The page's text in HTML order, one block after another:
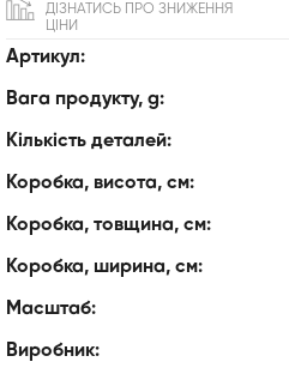
Артикул:
Вага продукту, g:
Кількість деталей:
Коробка, висота, см:
Коробка, товщина, см:
Коробка, ширина, см:
Масштаб:
Виробник:
ДІЗНАТИСЬ ПРО ЗНИЖЕННЯ
ЦІНИ